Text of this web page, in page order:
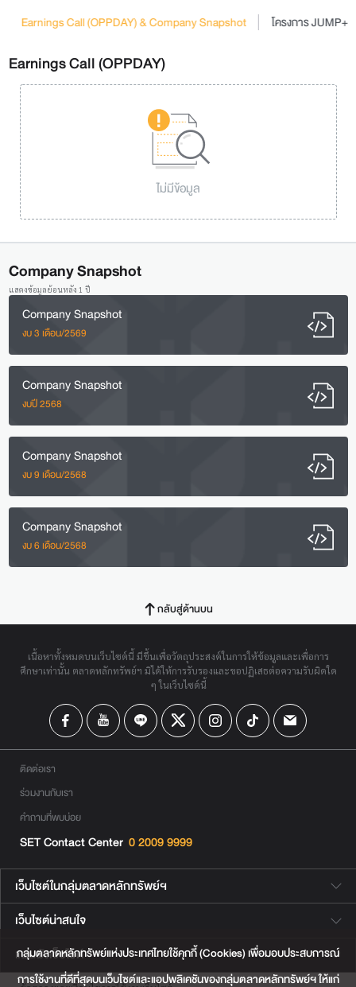
Earnings Call (OPPDAY) & Company Snapshot โครงการ JUMP+
Earnings Call (OPPDAY)
ไม่มีข้อมูล
Company Snapshot
แสดงข้อมูลย้อนหลัง 1 ปี
Company Snapshot
งบ 3 เดือน/2569
Company Snapshot
งบปี 2568
Company Snapshot
งบ 9 เดือน/2568
Company Snapshot
งบ 6 เดือน/2568
กลับสู่ด้านบน
เนื้อหาทั้งหมดบนเว็บไซต์นี้ มีขึ้นเพื่อวัตถุประสงค์ในการให้ข้อมูลและเพื่อการ
ศึกษาเท่านั้น ตลาดหลักทรัพย์ฯ มิได้ให้การรับรองและขอปฏิเสธต่อความรับผิดใด
ๆ ในเว็บไซต์นี้
ติดต่อเรา
ร่วมงานกับเรา
คำถามที่พบบ่อย
SET Contact Center 0 2009 9999
เว็บไซต์ในกลุ่มตลาดหลักทรัพย์ฯ
เว็บไซต์น่าสนใจ
แผนผังเว็บไซต์
กลุ่มตลาดหลักทรัพย์แห่งประเทศไทยใช้คุกกี้ (Cookies) เพื่อมอบประสบการณ์
การใช้งานที่ดีที่สุดบนเว็บไซต์และแอปพลิเคชันของกลุ่มตลาดหลักทรัพย์ฯ ให้แก่